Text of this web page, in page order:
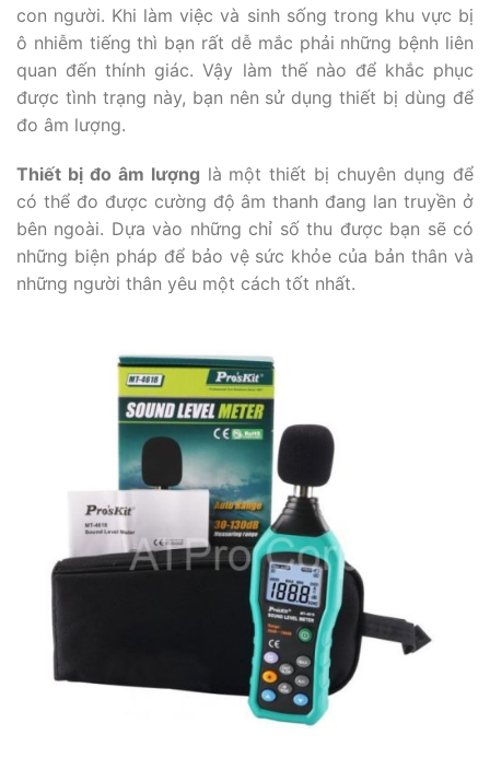
con người. Khi làm việc và sinh sống trong khu vực bị
ô nhiễm tiếng thì bạn rất dễ mắc phải những bệnh liên
quan đến thính giác. Vậy làm thế nào để khắc phục
được tình trạng này, bạn nên sử dụng thiết bị dùng để
đo âm lượng.
Thiết bị đo âm lượng là một thiết bị chuyên dụng để
có thể đo được cường độ âm thanh đang lan truyền ở
bên ngoài. Dựa vào những chỉ số thu được bạn sẽ có
những biện pháp để bảo vệ sức khỏe của bản thân và
những người thân yêu một cách tốt nhất.